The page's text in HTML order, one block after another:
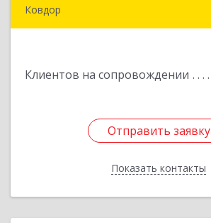
Ковдор
Клиентов на сопровождении
Отправить заявку
Показать контакты
Отправить заявку
Назад